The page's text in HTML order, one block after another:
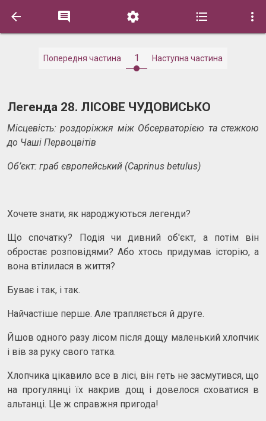
    
Попередня частина 1 Наступна частина
Легенда 28. ЛІСОВЕ ЧУДОВИСЬКО
Місцевість: роздоріжжя між Обсерваторією та стежкою
до Чаші Первоцвітів
Об’єкт: граб європейський (Caprinus betulus)
Хочете знати, як народжуються легенди?
Що спочатку? Подія чи дивний об'єкт, а потім він
обростає розповідями? Або хтось придумав історію, а
вона втілилася в життя?
Буває і так, і так.
Найчастіше перше. Але трапляється й друге.
Йшов одного разу лісом після дощу маленький хлопчик
і вів за руку свого татка.
Хлопчика цікавило все в лісі, він геть не засмутився, що
на прогулянці їх накрив дощ і довелося сховатися в
альтанці. Це ж справжня пригода!